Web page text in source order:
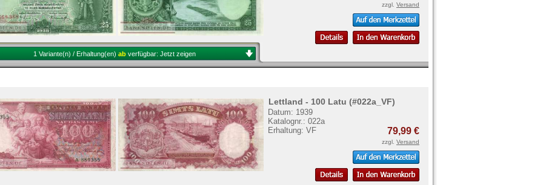
zzgl. Versand
1 Variante(n) / Erhaltung(en) ab verfügbar: Jetzt zeigen
Lettland - 100 Latu (#022a_VF)
Datum: 1939
Katalognr.: 022a
Erhaltung: VF
79,99 €
zzgl. Versand